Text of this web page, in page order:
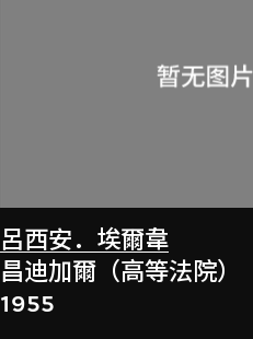
呂西安．埃爾韋
昌迪加爾（高等法院）
1955